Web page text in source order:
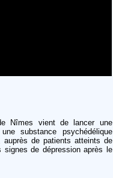
Nîmes vient de lancer une
substance psychédélique
auprès de patients atteints de
de dépression après le